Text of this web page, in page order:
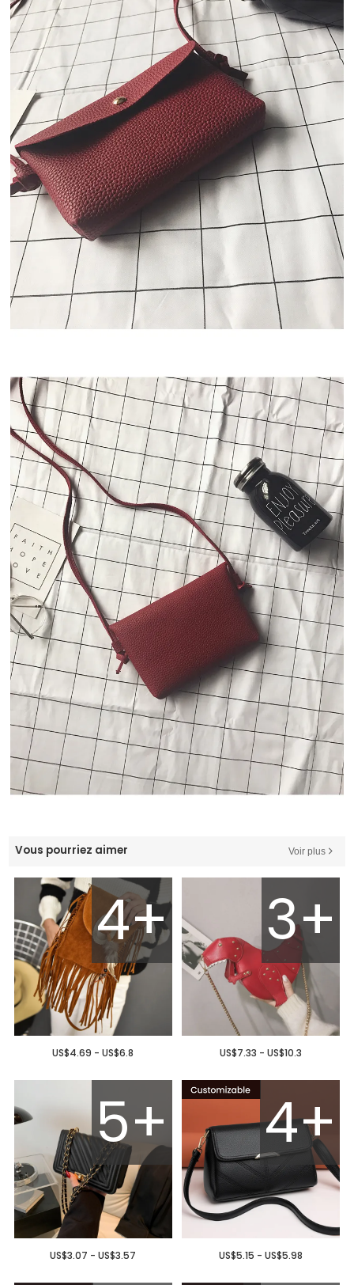
Vous pourriez aimer Voir plus
4+
US$4.69 - US$6.8
3+
US$7.33 - US$10.3
5+
US$3.07 - US$3.57
4+
US$5.15 - US$5.98